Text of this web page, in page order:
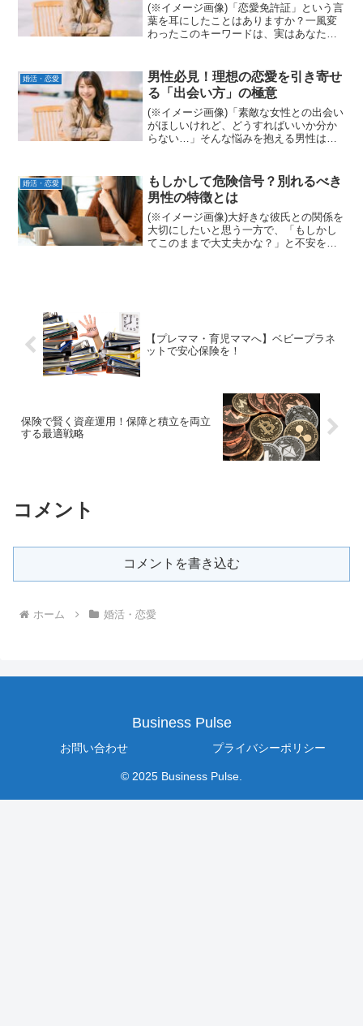
(※イメージ画像)「恋愛免許証」という言
葉を耳にしたことはありますか？一風変
わったこのキーワードは、実はあなたの
ん。まるで運転免許証のように、恋愛に
おける自身の特性や傾向...
婚活・恋愛
男性必見！理想の恋愛を引き寄せ
る「出会い方」の極意
(※イメージ画像)「素敵な女性との出会い
がほしいけれど、どうすればいいか分か
らない…」そんな悩みを抱える男性は少
出会いの形が存在し、それぞれに効果的
なアプローチがありま...
婚活・恋愛
もしかして危険信号？別れるべき
男性の特徴とは
(※イメージ画像)大好きな彼氏との関係を
大切にしたいと思う一方で、「もしかし
てこのままで大丈夫かな？」と不安を感
【プレママ・育児ママへ】ベビープラネ
ットで安心保険を！
保険で賢く資産運用！保障と積立を両立
する最適戦略
コメント
コメントを書き込む
ホーム 婚活・恋愛
Business Pulse
お問い合わせ プライバシーポリシー
© 2025 Business Pulse.